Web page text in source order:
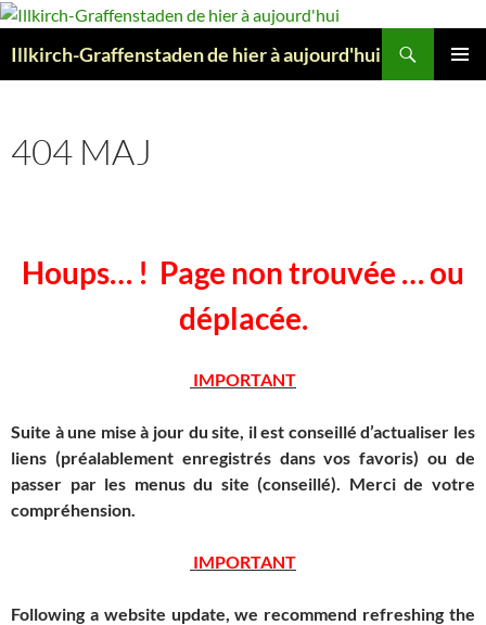
Aller
contenu
Illkirch-Graffenstaden de hier à aujourd'hui
404 MAJ
Houps… ! Page non trouvée … ou
déplacée.
IMPORTANT
Suite à une mise à jour du site, il est conseillé d’actualiser les
liens (préalablement enregistrés dans vos favoris) ou de
passer par les menus du site (conseillé). Merci de votre
compréhension.
IMPORTANT
Following a website update, we recommend refreshing the